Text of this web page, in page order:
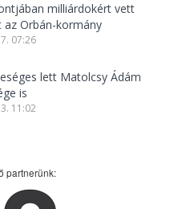
milliárdokért vett
az Orbán-kormány
07:26
lett Matolcsy Ádám
is
11:02
partnerünk: